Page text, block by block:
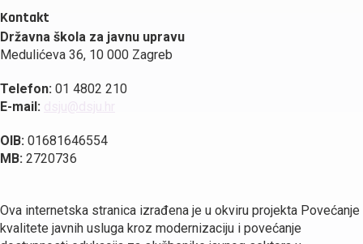
Kontakt
Državna škola za javnu upravu
Medulićeva 36, 10 000 Zagreb
Telefon: 01 4802 210
E-mail:
OIB: 01681646554
MB: 2720736
Ova internetska stranica izrađena je u okviru projekta Povećanje
kvalitete javnih usluga kroz modernizaciju i povećanje